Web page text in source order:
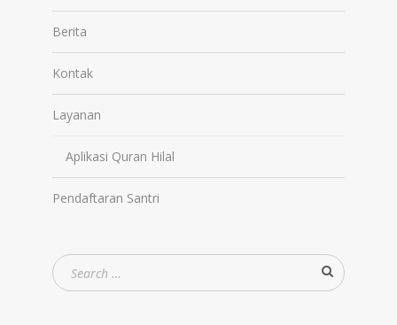
Berita
Kontak
Layanan
Aplikasi Quran Hilal
Pendaftaran Santri